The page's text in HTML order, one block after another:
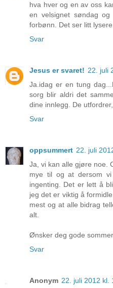
hva hver og en av oss
en velsignet søndag
forbønn. Det ser litt
Svar
Jesus er svaret! 22. juli
Ja.idag er en tung
sorg blir aldri det
dine innlegg. De
Svar
oppsummert 22. juli
Ja, vi kan alle gjøre noe.
mye til og at dersom
ingenting. Det er lett å
jeg det er viktig å
mest og at alle bidrag
alt.
Ønsker deg gode
Svar
Anonym 22. juli 2012 kl.